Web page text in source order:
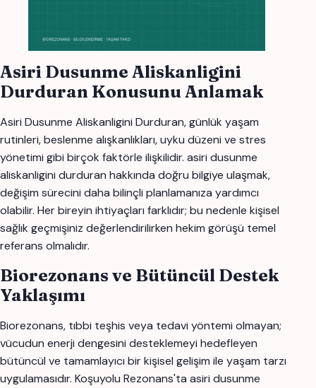
Asiri Dusunme Aliskanligini
Durduran Konusunu Anlamak
Asiri Dusunme Aliskanligini Durduran, günlük yaşam
rutinleri, beslenme alışkanlıkları, uyku düzeni ve stres
yönetimi gibi birçok faktörle ilişkilidir. asiri dusunme
aliskanligini durduran hakkında doğru bilgiye ulaşmak,
değişim sürecini daha bilinçli planlamanıza yardımcı
olabilir. Her bireyin ihtiyaçları farklıdır; bu nedenle kişisel
sağlık geçmişiniz değerlendirilirken hekim görüşü temel
referans olmalıdır.
Biorezonans ve Bütüncül Destek
Yaklaşımı
Biorezonans, tıbbi teşhis veya tedavi yöntemi olmayan;
vücudun enerji dengesini desteklemeyi hedefleyen
bütüncül ve tamamlayıcı bir kişisel gelişim ile yaşam tarzı
uygulamasıdır. Koşuyolu Rezonans'ta asiri dusunme